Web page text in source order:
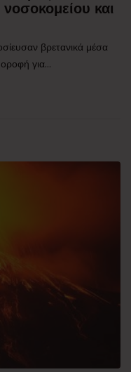
και
βρετανικά μέσα
για...